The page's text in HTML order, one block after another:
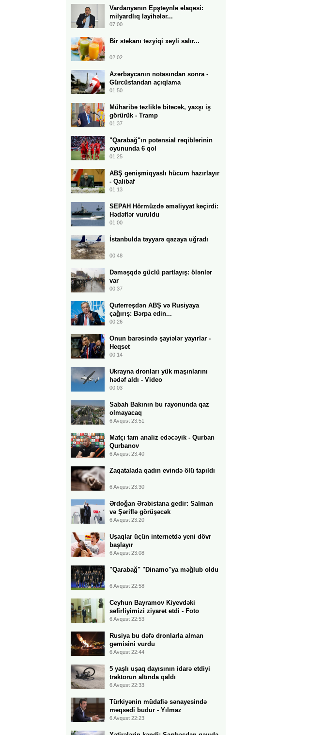
Vardanyanın Epşteynlə əlaqəsi:
milyardlıq layihələr...
07:00
Bir stəkanı təzyiqi xeyli salır...
02:02
Azərbaycanın notasından sonra -
Gürcüstandan açıqlama
01:50
Müharibə tezliklə bitəcək, yaxşı iş
görürük - Tramp
01:37
"Qarabağ"ın potensial rəqiblərinin
oyununda 6 qol
01:25
ABŞ genişmiqyaslı hücum hazırlayır
- Qalibaf
01:13
SEPAH Hörmüzdə əməliyyat keçirdi:
Hədəflər vuruldu
01:00
İstanbulda təyyarə qəzaya uğradı
00:48
Dəməşqdə güclü partlayış: ölənlər
var
00:37
Quterreşdən ABŞ və Rusiyaya
çağırış: Bərpa edin...
00:26
Onun barəsində şayiələr yayırlar -
Heqset
00:14
Ukrayna dronları yük maşınlarını
hədəf aldı - Video
00:03
Sabah Bakının bu rayonunda qaz
olmayacaq
6 Avqust 23:51
Matçı tam analiz edəcəyik - Qurban
Qurbanov
6 Avqust 23:40
Zaqatalada qadın evində ölü tapıldı
6 Avqust 23:30
Ərdoğan Ərəbistana gedir: Salman
və Şəriflə görüşəcək
6 Avqust 23:20
Uşaqlar üçün internetdə yeni dövr
başlayır
6 Avqust 23:08
"Qarabağ" "Dinamo"ya məğlub oldu
6 Avqust 22:58
Ceyhun Bayramov Kiyevdəki
səfirliyimizi ziyarət etdi - Foto
6 Avqust 22:53
Rusiya bu dəfə dronlarla alman
gəmisini vurdu
6 Avqust 22:44
5 yaşlı uşaq dayısının idarə etdiyi
traktorun altında qaldı
6 Avqust 22:33
Türkiyənin müdafiə sənayesində
məqsədi budur - Yılmaz
6 Avqust 22:23